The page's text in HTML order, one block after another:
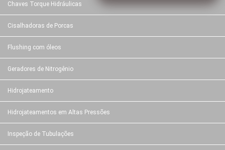
Chaves Torque Hidráulicas
Cisalhadoras de Porcas
Flushing com óleos
Geradores de Nitrogênio
Hidrojateamento
Hidrojateamentos em Altas Pressões
Inspeção de Tubulações